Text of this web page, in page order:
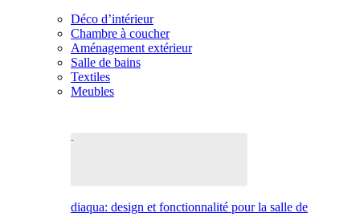
Déco d’intérieur
Chambre à coucher
Aménagement extérieur
Salle de bains
Textiles
Meubles
diaqua: design et fonctionnalité pour la salle de